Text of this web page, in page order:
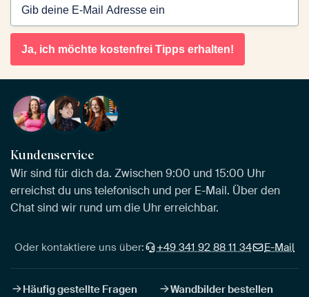
Ja, ich möchte kostenfrei Tipps erhalten!
Kundenservice
Wir sind für dich da. Zwischen 9:00 und 15:00 Uhr
erreichst du uns telefonisch und per E-Mail. Über den
Chat sind wir rund um die Uhr erreichbar.
Oder kontaktiere uns über: +49 341 92 88 11 34 E-Mail
Häufig gestellte Fragen
Wandbilder bestellen